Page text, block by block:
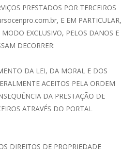
PRESTADOS POR TERCEIROS
E EM PARTICULAR,
EXCLUSIVO, PELOS DANOS E
DECORRER:
DA LEI, DA MORAL E DOS
ACEITOS PELA ORDEM
DA PRESTAÇÃO DE
ATRAVÉS DO PORTAL
DIREITOS DE PROPRIEDADE